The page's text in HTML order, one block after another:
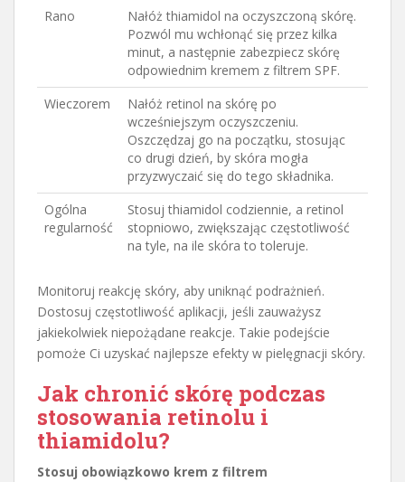
Rano
Nałóż thiamidol na oczyszczoną skórę.
Pozwól mu wchłonąć się przez kilka
minut, a następnie zabezpiecz skórę
odpowiednim kremem z filtrem SPF.
Wieczorem
Nałóż retinol na skórę po
wcześniejszym oczyszczeniu.
Oszczędzaj go na początku, stosując
co drugi dzień, by skóra mogła
przyzwyczaić się do tego składnika.
Ogólna
regularność
Stosuj thiamidol codziennie, a retinol
stopniowo, zwiększając częstotliwość
na tyle, na ile skóra to toleruje.
Monitoruj reakcję skóry, aby uniknąć podrażnień.
Dostosuj częstotliwość aplikacji, jeśli zauważysz
jakiekolwiek niepożądane reakcje. Takie podejście
pomoże Ci uzyskać najlepsze efekty w pielęgnacji skóry.
Jak chronić skórę podczas
stosowania retinolu i
thiamidolu?
Stosuj obowiązkowo krem z filtrem